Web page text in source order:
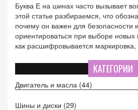
Буква Е на шинах часто вызывает
этой статье разбираемся, что
почему он важен для безопасности
ориентироваться при выборе
как расшифровывается маркировка,
параметры можно узнать по этому
советы помогут выбрать
дорожные условия.
КАТЕГОРИИ
Двигатель и масла (44)
Шины и диски (29)